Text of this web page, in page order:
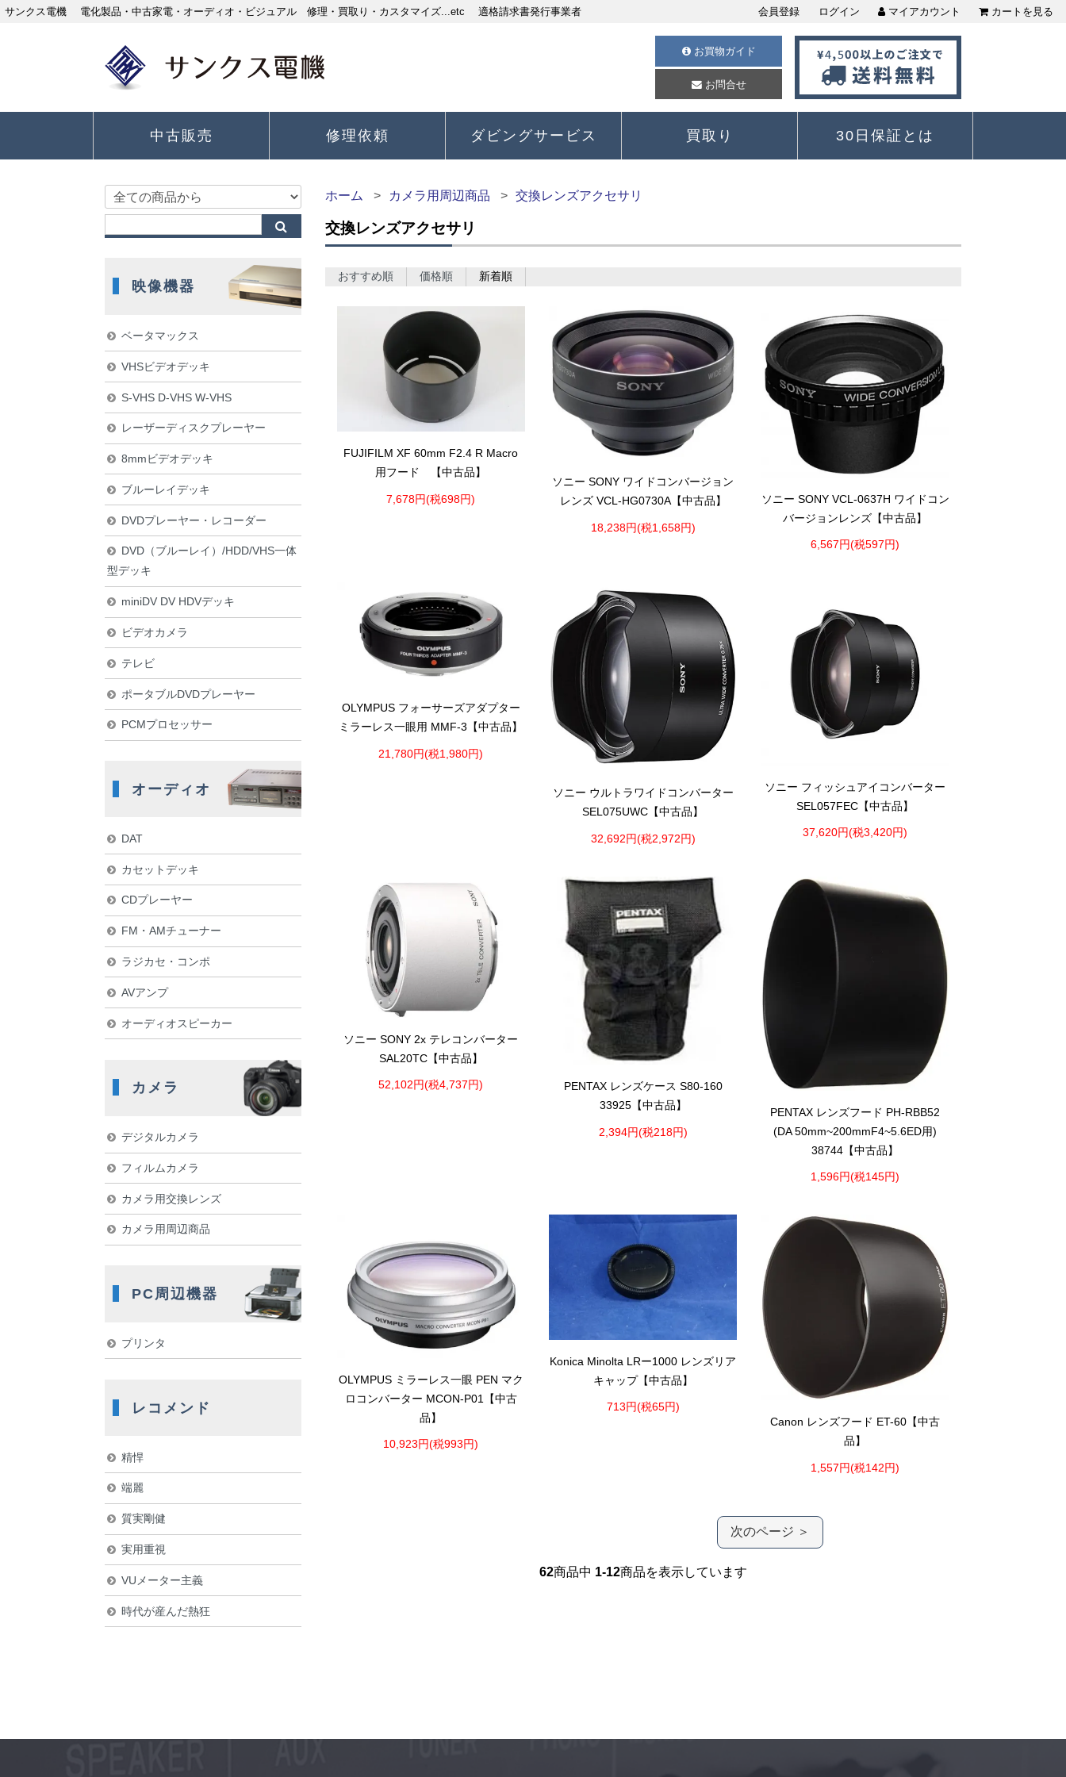
サンクス電機 電化製品・中古家電・オーディオ・ビジュアル 修理・買取り・カスタマイズ...etc 適格請求書発行事業者 会員登録 ログイン マイアカウント カートを見る
お買物ガイド
お問合せ
中古販売 修理依頼 ダビングサービス 買取り 30日保証とは
ホーム カメラ用周辺商品 交換レンズアクセサリ
交換レンズアクセサリ
おすすめ順 価格順 新着順
FUJIFILM XF 60mm F2.4 R Macro
用フード 【中古品】
7,678円(税698円)
ソニー SONY ワイドコンバージョン
レンズ VCL-HG0730A【中古品】
18,238円(税1,658円)
ソニー SONY VCL-0637H ワイドコン
バージョンレンズ【中古品】
6,567円(税597円)
OLYMPUS フォーサーズアダプター
ミラーレス一眼用 MMF-3【中古品】
21,780円(税1,980円)
ソニー ウルトラワイドコンバーター
SEL075UWC【中古品】
32,692円(税2,972円)
ソニー フィッシュアイコンバーター
SEL057FEC【中古品】
37,620円(税3,420円)
ソニー SONY 2x テレコンバーター
SAL20TC【中古品】
52,102円(税4,737円)
PENTAX レンズケース S80-160
33925【中古品】
2,394円(税218円)
PENTAX レンズフード PH-RBB52
(DA 50mm~200mmF4~5.6ED用)
38744【中古品】
1,596円(税145円)
OLYMPUS ミラーレス一眼 PEN マク
ロコンバーター MCON-P01【中古
品】
10,923円(税993円)
Konica Minolta LRー1000 レンズリア
キャップ【中古品】
713円(税65円)
Canon レンズフード ET-60【中古
品】
1,557円(税142円)
次のページ ＞
62商品中 1-12商品を表示しています
映像機器
ベータマックス
VHSビデオデッキ
S-VHS D-VHS W-VHS
レーザーディスクプレーヤー
8mmビデオデッキ
ブルーレイデッキ
DVDプレーヤー・レコーダー
DVD（ブルーレイ）/HDD/VHS一体
型デッキ
miniDV DV HDVデッキ
ビデオカメラ
テレビ
ポータブルDVDプレーヤー
PCMプロセッサー
オーディオ
DAT
カセットデッキ
CDプレーヤー
FM・AMチューナー
ラジカセ・コンポ
AVアンプ
オーディオスピーカー
カメラ
デジタルカメラ
フィルムカメラ
カメラ用交換レンズ
カメラ用周辺商品
PC周辺機器
プリンタ
レコメンド
精悍
端麗
質実剛健
実用重視
VUメーター主義
時代が産んだ熱狂